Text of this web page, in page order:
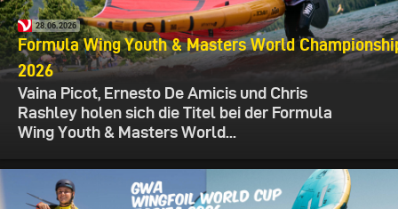
28.06.2026
Formula Wing Youth & Masters World
2026
Vaina Picot, Ernesto De Amicis und Chris
Rashley holen sich die Titel bei der Formula
Wing Youth & Masters World...